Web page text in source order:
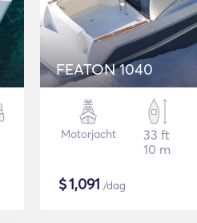
FEATON 1040
Motorjacht
33 ft
10 m
$1,091 /dag